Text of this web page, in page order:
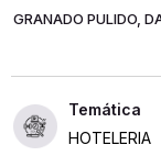
GRANADO PULIDO,
HOTELERIA